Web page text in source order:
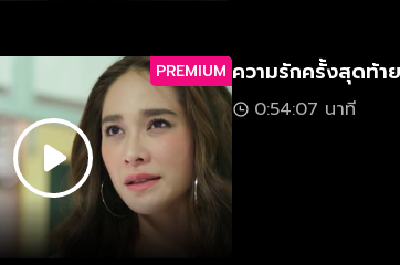
PREMIUM ความรักครั้งสุดท้า
0:54:07 นาที